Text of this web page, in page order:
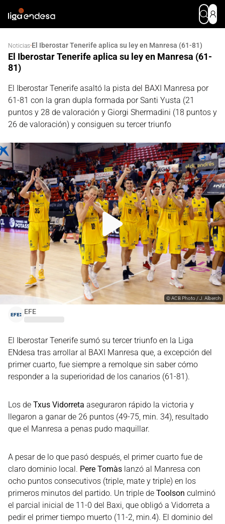
Noticias·El Iberostar Tenerife aplica su ley en Manresa (61-81)
El Iberostar Tenerife aplica su ley en Manresa (61-
81)
El Iberostar Tenerife asaltó la pista del BAXI Manresa por
61-81 con la gran dupla formada por Santi Yusta (21
puntos y 28 de valoración y Giorgi Shermadini (18 puntos y
26 de valoración) y consiguen su tercer triunfo
EFE
©ACB Photo / J. Alberch
El Iberostar Tenerife sumó su tercer triunfo en la Liga
ENdesa tras arrollar al BAXI Manresa que, a excepción del
primer cuarto, fue siempre a remolque sin saber cómo
responder a la superioridad de los canarios (61-81).
Los de Txus Vidorreta aseguraron rápido la victoria y
llegaron a ganar de 26 puntos (49-75, min. 34), resultado
que el Manresa a penas pudo maquillar.
A pesar de lo que pasó después, el primer cuarto fue de
claro dominio local. Pere Tomàs lanzó al Manresa con
ocho puntos consecutivos (triple, mate y triple) en los
primeros minutos del partido. Un triple de Toolson culminó
el parcial inicial de 11-0 del Baxi, que obligó a Vidorreta a
pedir el primer tiempo muerto (11-2, min.4). El dominio del